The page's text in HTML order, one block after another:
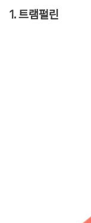
1. 트램펄린